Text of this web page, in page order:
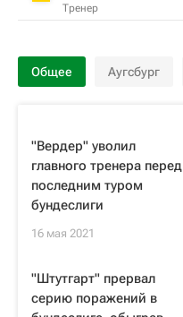
Тренер
Общее Аугсбург
"Вердер" уволил
главного тренера перед
последним туром
бундеслиги
16 мая 2021
"Штутгарт" прервал
серию поражений в